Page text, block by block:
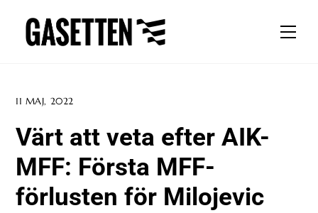
content
11 MAJ, 2022
Värt att veta efter AIK-
MFF: Första MFF-
förlusten för Milojevic